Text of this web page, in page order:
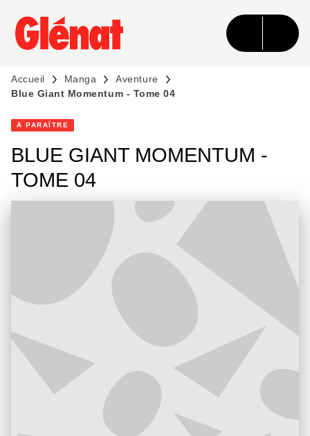
MENU RECHERCHE CONTENU
PIED DE PAGE
Accueil Manga
Aventure
Blue Giant Momentum - Tome 04
À PARAÎTRE
BLUE GIANT MOMENTUM -
TOME 04